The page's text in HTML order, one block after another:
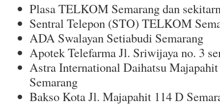
Plasa TELKOM Semarang dan
Sentral Telepon (STO) TELKOM
ADA Swalayan Setiabudi Semarang
Apotek Telefarma Jl. Sriwijaya no. 3
Astra International Daihatsu
Semarang
Bakso Kota Jl. Majapahit 114 D